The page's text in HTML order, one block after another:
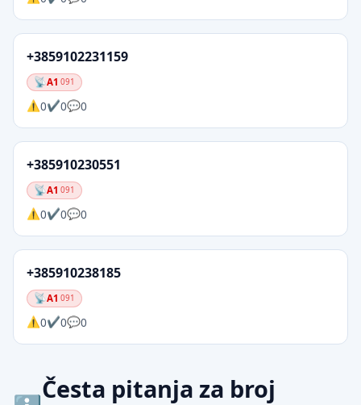
+3859102231159
A1 091
0 0 0
+385910230551
A1 091
0 0 0
+385910238185
A1 091
0 0 0
Česta pitanja za broj